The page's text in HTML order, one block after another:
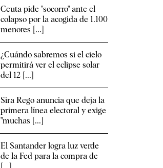
Ceuta pide "socorro" ante el
colapso por la acogida de 1.100
menores [...]
¿Cuándo sabremos si el cielo
permitirá ver el eclipse solar
del 12 [...]
Sira Rego anuncia que deja la
primera línea electoral y exige
"muchas [...]
El Santander logra luz verde
de la Fed para la compra de